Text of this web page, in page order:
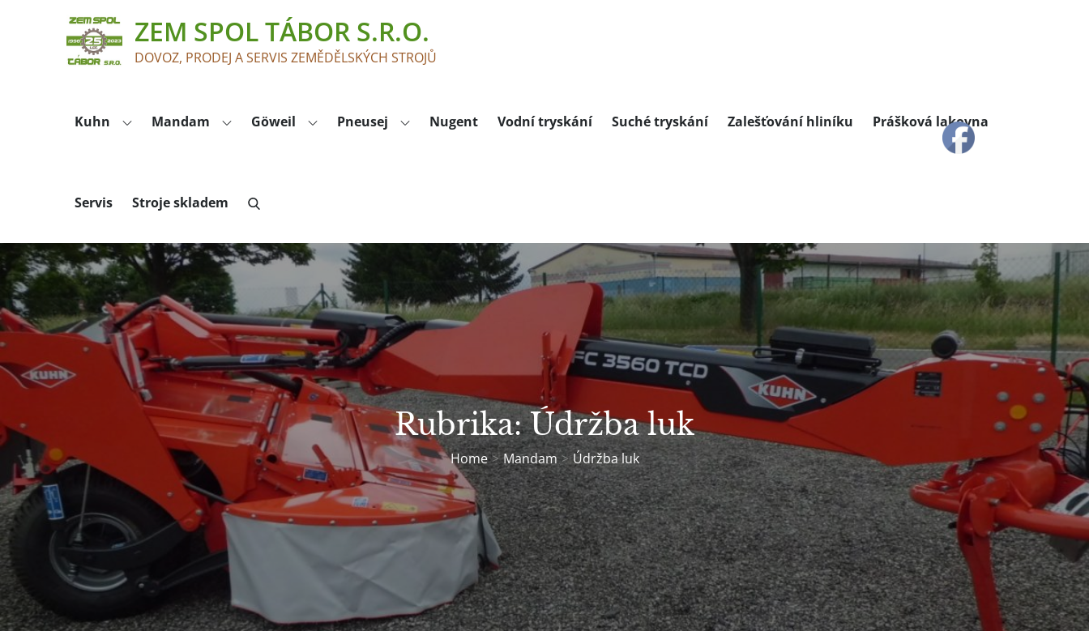
ZEM SPOL TÁBOR S.R.O.
DOVOZ, PRODEJ A SERVIS ZEMĚDĚLSKÝCH STROJŮ
Kuhn Mandam Göweil Pneusej Nugent Vodní tryskání Suché tryskání Zalešťování hliníku Prášková lakovna
Servis Stroje skladem
Rubrika:Údržba luk
Home Mandam Údržba luk